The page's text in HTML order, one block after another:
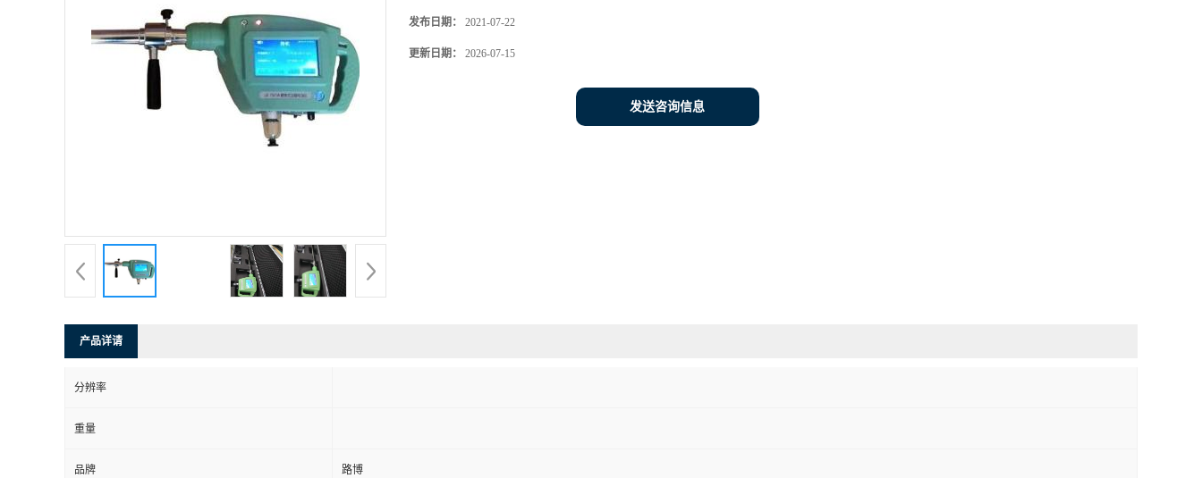
发布日期： 2021-07-22
更新日期： 2026-07-15
发送咨询信息
产品详请
分辨率
重量
品牌 路博